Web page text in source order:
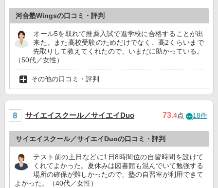
河合塾Wingsの口コミ・評判
オール5を取れて推薦入試で進学校に合格することが出
来た。また高校受験のためだけでなく、高2くらいまで
先取りして教えてくれたので、いまだに助かっている。
（50代／女性）
その他の口コミ・評判
サイエイスクール／サイエイDuo 73.4点 18件
サイエイスクール／サイエイDuoの口コミ・評判
テスト前の土日などに1日8時間位の自習時間を設けて
くれてよかった。夏休みは図書館も混んでいて勉強する
場所の確保が難しかったので、塾の自習室が利用できて
よかった。（40代／女性）